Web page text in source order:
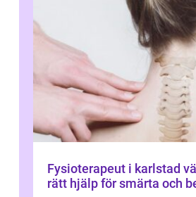
Fysioterapeut i karlstad vägledning till
rätt hjälp för smärta och